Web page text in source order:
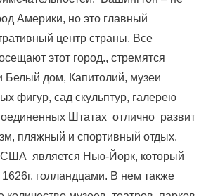
Америки, но это главный
центр страны. Все
этот город., стремятся
Белый дом, Капитолий, музеи
фигур, сад скульптур, галерею
Штатах отлично развит
пляжный и спортивный отдых.
является Нью-Йорк, который
голландцами. В нем также